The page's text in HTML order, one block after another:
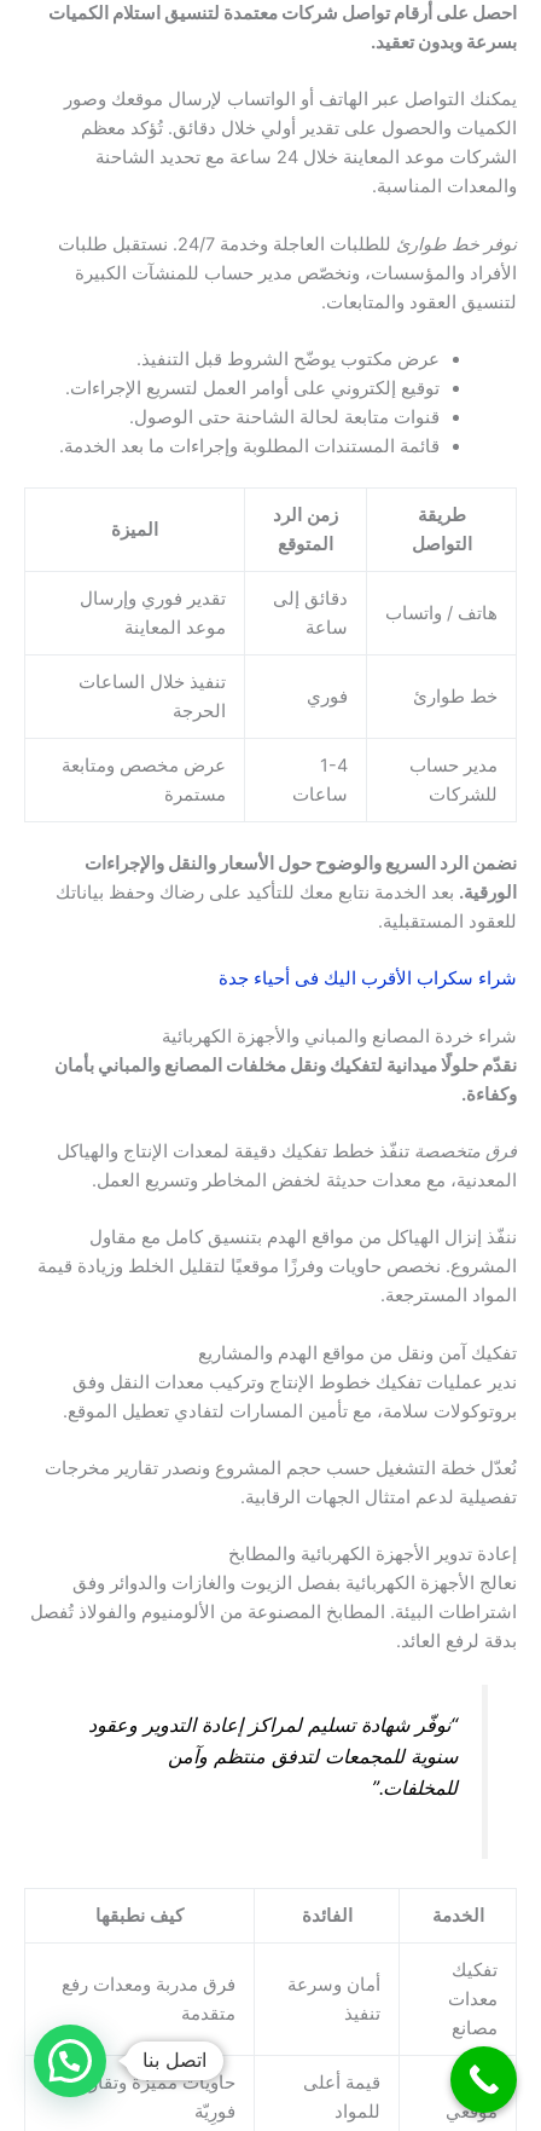
احصل على أرقام تواصل شركات معتمدة لتنسيق استلام الكميات
بسرعة وبدون تعقيد.
يمكنك التواصل عبر الهاتف أو الواتساب لإرسال موقعك وصور
الكميات والحصول على تقدير أولي خلال دقائق. تُؤكد معظم
الشركات موعد المعاينة خلال 24 ساعة مع تحديد الشاحنة
والمعدات المناسبة.
نوفر خط طوارئ
للطلبات العاجلة وخدمة 24/7. نستقبل طلبات
الأفراد والمؤسسات، ونخصّص مدير حساب للمنشآت الكبيرة
لتنسيق العقود والمتابعات.
عرض مكتوب يوضّح الشروط قبل التنفيذ.
توقيع إلكتروني على أوامر العمل لتسريع الإجراءات.
قنوات متابعة لحالة الشاحنة حتى الوصول.
قائمة المستندات المطلوبة وإجراءات ما بعد الخدمة.
طريقة
التواصل
زمن الرد
المتوقع
الميزة
هاتف / واتساب
دقائق إلى
ساعة
تقدير فوري وإرسال
موعد المعاينة
خط طوارئ فوري
تنفيذ خلال الساعات
الحرجة
مدير حساب
للشركات
1-4
ساعات
عرض مخصص ومتابعة
مستمرة
نضمن الرد السريع والوضوح حول الأسعار والنقل والإجراءات
الورقية. بعد الخدمة نتابع معك للتأكيد على رضاك وحفظ بياناتك
للعقود المستقبلية.
شراء سكراب الأقرب اليك فى أحياء جدة
شراء خردة المصانع والمباني والأجهزة الكهربائية
نقدّم حلولًا ميدانية لتفكيك ونقل مخلفات المصانع والمباني بأمان
وكفاءة.
فرق متخصصة تنفّذ خطط تفكيك دقيقة لمعدات الإنتاج والهياكل
المعدنية، مع معدات حديثة لخفض المخاطر وتسريع العمل.
ننفّذ إنزال الهياكل من مواقع الهدم بتنسيق كامل مع مقاول
المشروع. نخصص حاويات وفرزًا موقعيًا لتقليل الخلط وزيادة قيمة
المواد المسترجعة.
تفكيك آمن ونقل من مواقع الهدم والمشاريع
ندير عمليات تفكيك خطوط الإنتاج وتركيب معدات النقل وفق
بروتوكولات سلامة، مع تأمين المسارات لتفادي تعطيل الموقع.
نُعدّل خطة التشغيل حسب حجم المشروع ونصدر تقارير مخرجات
تفصيلية لدعم امتثال الجهات الرقابية.
إعادة تدوير الأجهزة الكهربائية والمطابخ
نعالج الأجهزة الكهربائية بفصل الزيوت والغازات والدوائر وفق
اشتراطات البيئة. المطابخ المصنوعة من الألومنيوم والفولاذ تُفصل
بدقة لرفع العائد.
“نوفّر شهادة تسليم لمراكز إعادة التدوير وعقود
سنوية للمجمعات لتدفق منتظم وآمن
للمخلفات.”
الخدمة الفائدة كيف نطبقها
تفكيك
معدات
مصانع
أمان وسرعة
تنفيذ
فرق مدربة ومعدات رفع
متقدمة
فرز
موقعي
قيمة أعلى
للمواد
حاويات مميزة وتقارير
فورِيّة
اتصل بنا